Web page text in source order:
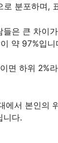
분포하며,
은 큰 차이
약 97%입니
면 하위 2%
에서 본인의
니다.